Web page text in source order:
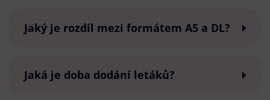
Jaký je rozdíl mezi formátem A5 a DL?
Jaká je doba dodání letáků?